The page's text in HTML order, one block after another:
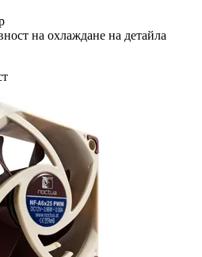
на охлаждане на детайла